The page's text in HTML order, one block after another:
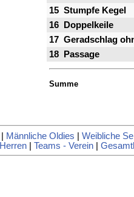
15 Stumpfe Kegel
16
Doppelkeile
17 Geradschlag
18
Passage
Summe
Männliche Oldies
Weibliche
Herren| Teams - Verein|